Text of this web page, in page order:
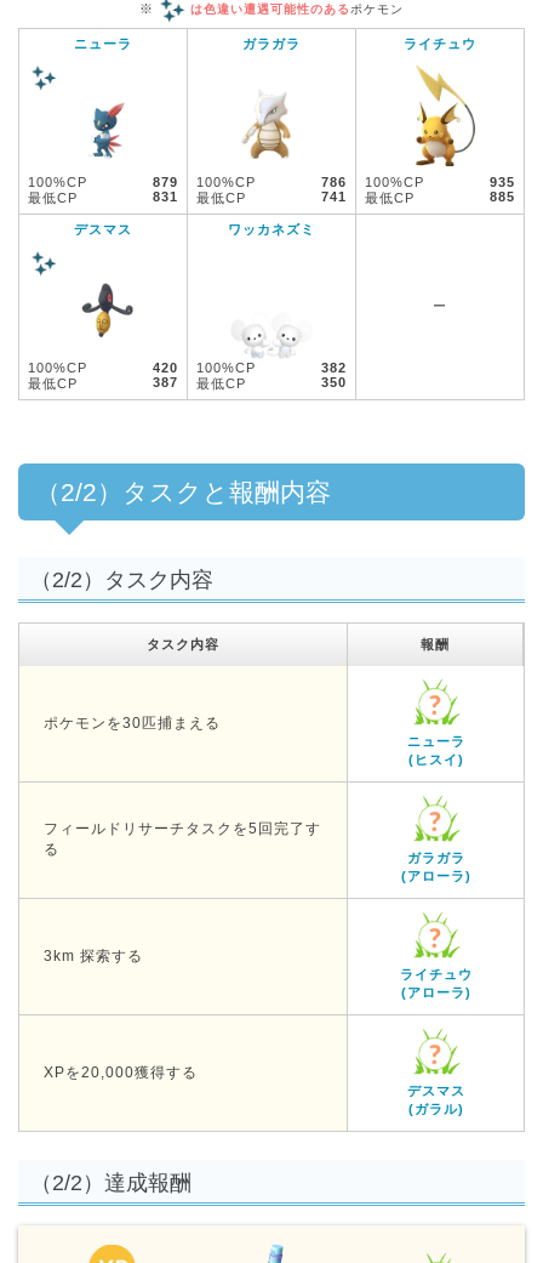
※ は色違い遭遇可能性のある ポケモン
ニューラ
100%CP
879
最低CP
831
ガラガラ
100%CP
786
最低CP
741
ライチュウ
100%CP
935
最低CP
885
デスマス
100%CP
420
最低CP
387
ワッカネズミ
100%CP
382
最低CP
350
ー
（2/2）タスクと報酬内容
（2/2）タスク内容
タスク内容 報酬
ポケモンを30匹捕まえる
ニューラ
(ヒスイ)
フィールドリサーチタスクを5回完了す
る
ガラガラ
(アローラ)
3km 探索する
ライチュウ
(アローラ)
XPを20,000獲得する
デスマス
(ガラル)
（2/2）達成報酬